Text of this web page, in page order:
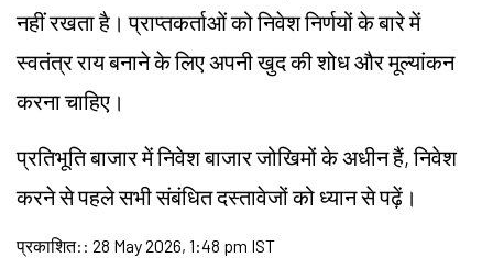
नहीं रखता है। प्राप्तकर्ताओं को निवेश निर्णयों के बारे में
स्वतंत्र राय बनाने के लिए अपनी खुद की शोध और मूल्यांकन
करना चाहिए।
प्रतिभूति बाजार में निवेश बाजार जोखिमों के अधीन हैं, निवेश
करने से पहले सभी संबंधित दस्तावेजों को ध्यान से पढ़ें।
प्रकाशित: : 28 May 2026, 1:48 pm IST